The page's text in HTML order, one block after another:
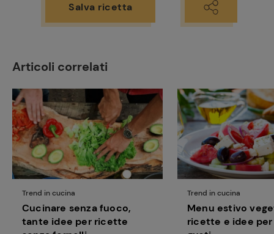
Salva ricetta
Articoli correlati
Trend in cucina
Cucinare senza fuoco,
tante idee per ricette
Trend in cucina
Menu estivo
ricette e idee